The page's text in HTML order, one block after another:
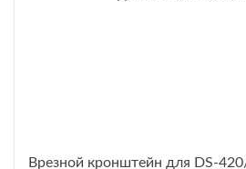
Врезной кронштейн для DS-